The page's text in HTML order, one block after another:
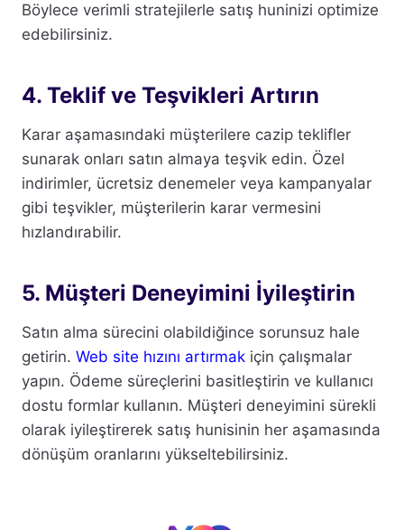
Böylece verimli stratejilerle satış huninizi optimize
edebilirsiniz.
4. Teklif ve Teşvikleri Artırın
Karar aşamasındaki müşterilere cazip teklifler
sunarak onları satın almaya teşvik edin. Özel
indirimler, ücretsiz denemeler veya kampanyalar
gibi teşvikler, müşterilerin karar vermesini
hızlandırabilir.
5. Müşteri Deneyimini İyileştirin
Satın alma sürecini olabildiğince sorunsuz hale
getirin. Web site hızını artırmak için çalışmalar
yapın. Ödeme süreçlerini basitleştirin ve kullanıcı
dostu formlar kullanın. Müşteri deneyimini sürekli
olarak iyileştirerek satış hunisinin her aşamasında
dönüşüm oranlarını yükseltebilirsiniz.